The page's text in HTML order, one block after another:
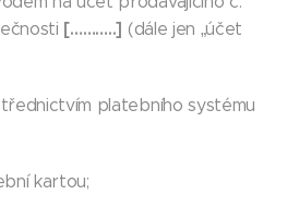
[………..] (dále jen „účet
platebního systému
kartou;